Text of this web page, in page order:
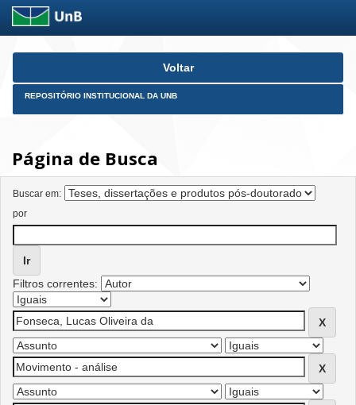
Skip
Voltar
REPOSITÓRIO INSTITUCIONAL DA UNB
Página de Busca
Buscar em:
por
Filtros correntes: